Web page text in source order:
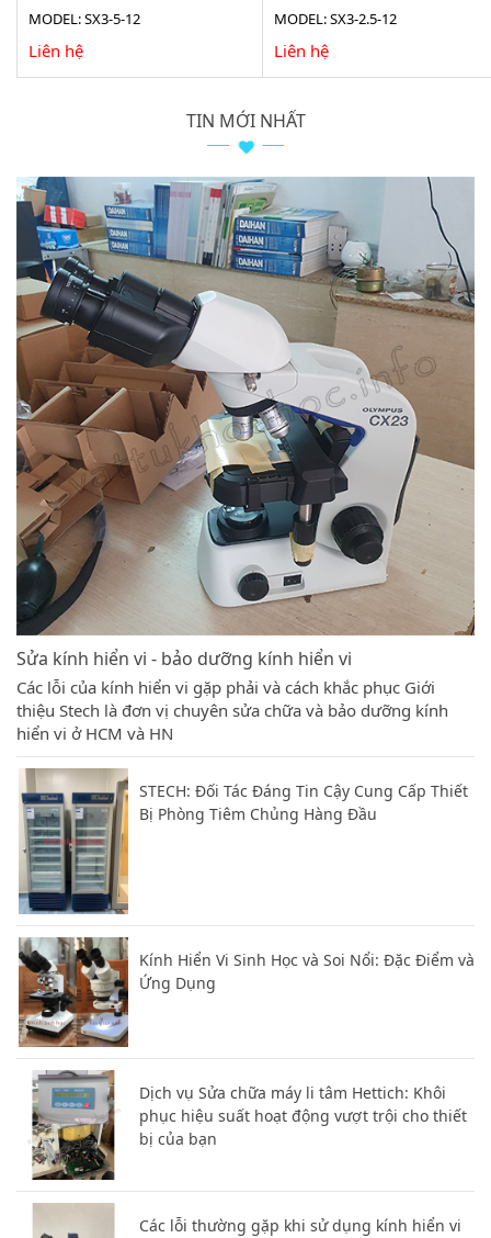
MODEL: SX3-5-12
Liên hệ
MODEL: SX3-2.5-12
Liên hệ
TIN MỚI NHẤT
Sửa kính hiển vi - bảo dưỡng kính hiển vi
Các lỗi của kính hiển vi gặp phải và cách khắc phục Giới
thiệu Stech là đơn vị chuyên sửa chữa và bảo dưỡng kính
hiển vi ở HCM và HN
STECH: Đối Tác Đáng Tin Cậy Cung Cấp Thiết
Bị Phòng Tiêm Chủng Hàng Đầu
Kính Hiển Vi Sinh Học và Soi Nổi: Đặc Điểm và
Ứng Dụng
Dịch vụ Sửa chữa máy li tâm Hettich: Khôi
phục hiệu suất hoạt động vượt trội cho thiết
bị của bạn
Các lỗi thường gặp khi sử dụng kính hiển vi